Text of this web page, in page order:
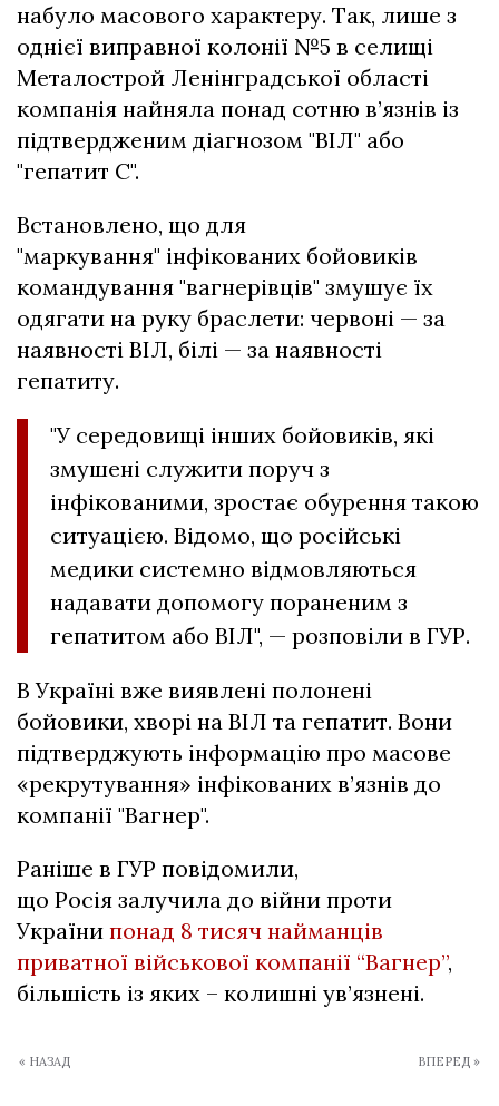
набуло масового характеру. Так, лише з
однієї виправної колонії №5 в селищі
Металострой Ленінградської області
компанія найняла понад сотню в’язнів із
підтвердженим діагнозом "ВІЛ" або
"гепатит С".
Встановлено, що для
"маркування" інфікованих бойовиків
командування "вагнерівців" змушує їх
одягати на руку браслети: червоні — за
наявності ВІЛ, білі — за наявності
гепатиту.
"У середовищі інших бойовиків, які
змушені служити поруч з
інфікованими, зростає обурення такою
ситуацією. Відомо, що російські
медики системно відмовляються
надавати допомогу пораненим з
гепатитом або ВІЛ", — розповіли в ГУР.
В Україні вже виявлені полонені
бойовики, хворі на ВІЛ та гепатит. Вони
підтверджують інформацію про масове
«рекрутування» інфікованих в’язнів до
компанії "Вагнер".
Раніше в ГУР повідомили,
що Росія залучила до війни проти
України понад 8 тисяч найманців
приватної військової компанії “Вагнер”,
більшість із яких – колишні ув’язнені.
« НАЗАД ВПЕРЕД »